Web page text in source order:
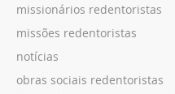
missionários redentoristas
missões redentoristas
notícias
obras sociais redentoristas